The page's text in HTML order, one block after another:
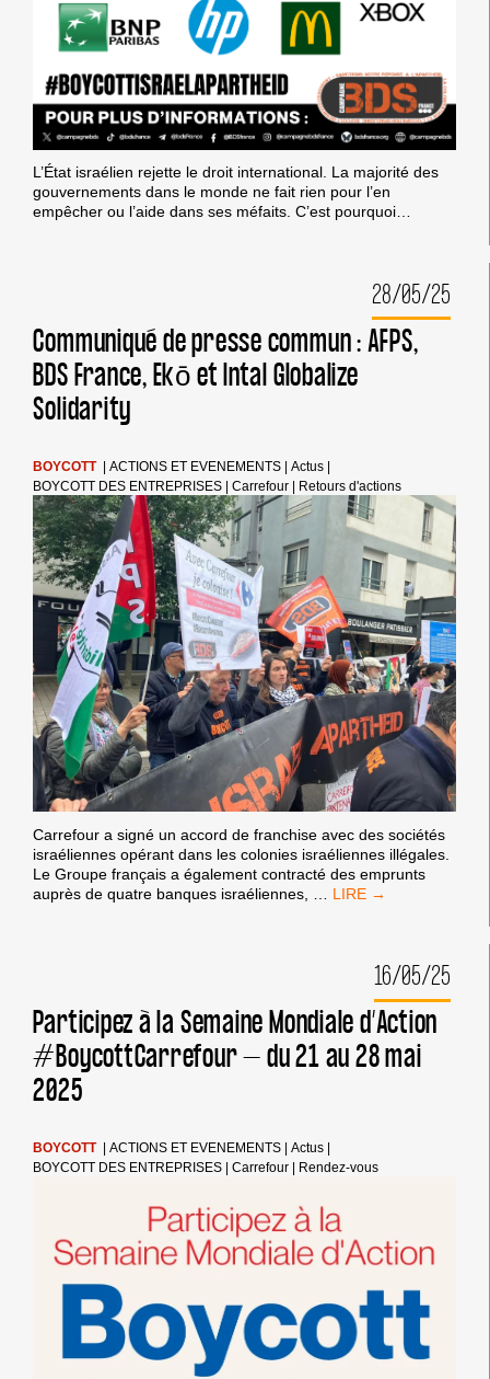
L’État israélien rejette le droit international. La majorité des
gouvernements dans le monde ne fait rien pour l’en
empêcher ou l’aide dans ses méfaits. C’est pourquoi…
28/05/25
Communiqué de presse commun : AFPS,
BDS France, Ekō et Intal Globalize
Solidarity
BOYCOTT |ACTIONS ET EVENEMENTS |Actus
BOYCOTT DES ENTREPRISES |Carrefour Retours d'actions
Carrefour a signé un accord de franchise avec des sociétés
israéliennes opérant dans les colonies israéliennes illégales.
Le Groupe français a également contracté des emprunts
auprès de quatre banques israéliennes,
COMMUNIQUÉ
BDS
FRANCE,
EKŌ
ET
16/05/25
Participez à la Semaine Mondiale d’Action
#BoycottCarrefour – du 21 au 28 mai
2025
BOYCOTT |ACTIONS ET EVENEMENTS |Actus
BOYCOTT DES ENTREPRISES |Carrefour Rendez-vous